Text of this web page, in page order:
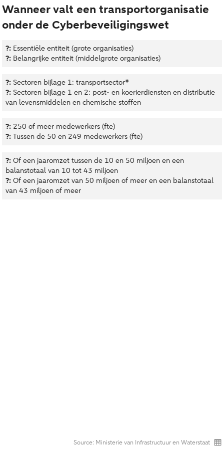
Wanneer valt een transportorganisatie
onder de Cyberbeveiligingswet
?: Essentiële entiteit (grote organisaties)
?: Belangrijke entiteit (middelgrote organisaties)
?: Sectoren bijlage 1: transportsector*
?: Sectoren bijlage 1 en 2: post- en koerierdiensten en distributie
van levensmiddelen en chemische stoffen
?: 250 of meer medewerkers (fte)
?: Tussen de 50 en 249 medewerkers (fte)
?: Of een jaaromzet tussen de 10 en 50 miljoen en een
balanstotaal van 10 tot 43 miljoen
?: Of een jaaromzet van 50 miljoen of meer en een balanstotaal
van 43 miljoen of meer
Source: Ministerie van Infrastructuur en Waterstaat